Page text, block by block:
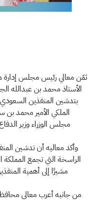
ثمّن معالي رئيس مجلس إدارة
الأستاذ محمد بن عبدالله
بتدشين المنفذين
الملكي الأمير محمد بن
مجلس الوزراء وزير
وأكد معاليه أن تدشين
الراسخة التي تجمع
مشيرًا إلى أهمية